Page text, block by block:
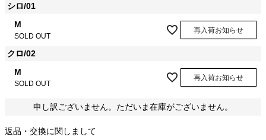
シロ/01
M
SOLD OUT
再入荷お知らせ
クロ/02
M
SOLD OUT
再入荷お知らせ
申し訳ございません。ただいま在庫がございません。
返品・交換に関しまして